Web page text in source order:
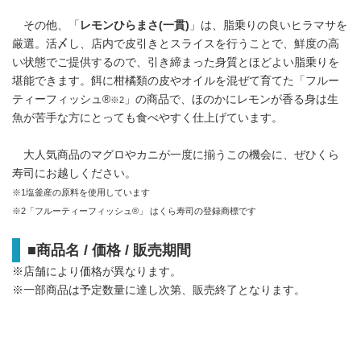
その他、「 レモンひらまさ(一貫) 」は、脂乗りの良いヒラマサを
厳選。活〆し、店内で皮引きとスライスを行うことで、鮮度の高
い状態でご提供するので、引き締まった身質とほどよい脂乗りを
堪能できます。餌に柑橘類の皮やオイルを混ぜて育てた「フルー
ティーフィッシュ®※2 」の商品で、ほのかにレモンが香る身は生
魚が苦手な方にとっても食べやすく仕上げています。
大人気商品のマグロやカニが一度に揃うこの機会に、ぜひくら
寿司にお越しください。
※1塩釜産の原料を使用しています
※2「フルーティーフィッシュ®」 はくら寿司の登録商標です
■商品名 / 価格 / 販売期間
※店舗により価格が異なります。
※一部商品は予定数量に達し次第、販売終了となります。